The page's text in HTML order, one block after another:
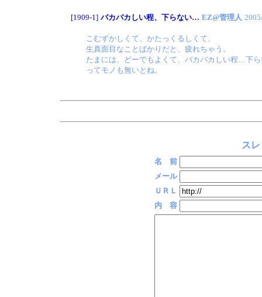
[1909-1] バカバカしい程、下らない… EZ@管理人
こむずかしくて、かたっくるしくて、
生真面目なことばかりだと、疲れちゃう。
たまには、どーでもよくて、バカバカしい程…下
ってモノも無いとね。
ス
名 前
メール
ＵＲＬ
内 容